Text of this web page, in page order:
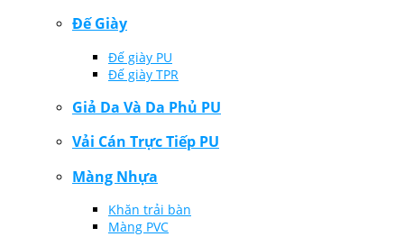
Đế Giày
Đế giày PU
Đế giày TPR
Giả Da Và Da Phủ PU
Vải Cán Trực Tiếp PU
Màng Nhựa
Khăn trải bàn
Màng PVC